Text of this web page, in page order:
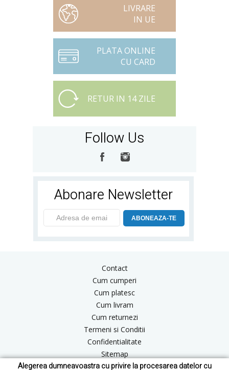
Alegerea dumneavoastra cu privire la procesarea datelor cu
LIVRARE
IN UE
PLATA ONLINE
CU CARD
RETUR IN 14 ZILE
Follow Us
Abonare Newsletter
ABONEAZA-TE
Contact
Cum cumperi
Cum platesc
Cum livram
Cum returnezi
Termeni si Conditii
Confidentialitate
Sitemap
Blog